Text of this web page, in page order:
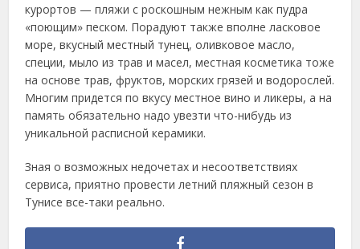
курортов — пляжи с роскошным нежным как пудра
«поющим» песком. Порадуют также вполне ласковое
море, вкусный местный тунец, оливковое масло,
специи, мыло из трав и масел, местная косметика тоже
на основе трав, фруктов, морских грязей и водорослей.
Многим придется по вкусу местное вино и ликеры, а на
память обязательно надо увезти что-нибудь из
уникальной расписной керамики.
Зная о возможных недочетах и несоответствиях
сервиса, приятно провести летний пляжный сезон в
Тунисе все-таки реально.